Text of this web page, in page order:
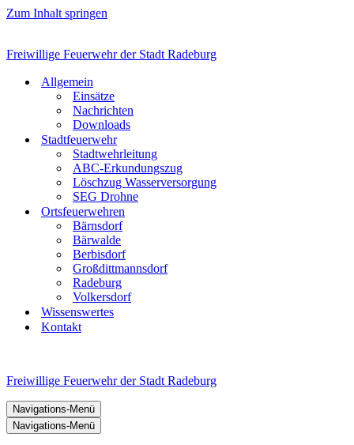
Zum Inhalt springen
Freiwillige Feuerwehr der Stadt Radeburg
Allgemein
Einsätze
Nachrichten
Downloads
Stadtfeuerwehr
Stadtwehrleitung
ABC-Erkundungszug
Löschzug Wasserversorgung
SEG Drohne
Ortsfeuerwehren
Bärnsdorf
Bärwalde
Berbisdorf
Großdittmannsdorf
Radeburg
Volkersdorf
Wissenswertes
Kontakt
Freiwillige Feuerwehr der Stadt Radeburg
Navigations-Menü
Navigations-Menü